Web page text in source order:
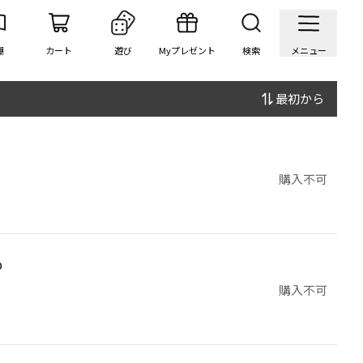
カート 遊び Myプレゼント 検索 メニュー
最初から
購入不可
購入不可